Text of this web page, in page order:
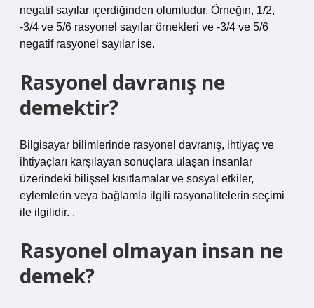
negatif sayılar içerdiğinden olumludur. Örneğin, 1/2,
-3/4 ve 5/6 rasyonel sayılar örnekleri ve -3/4 ve 5/6
negatif rasyonel sayılar ise.
Rasyonel davranış ne
demektir?
Bilgisayar bilimlerinde rasyonel davranış, ihtiyaç ve
ihtiyaçları karşılayan sonuçlara ulaşan insanlar
üzerindeki bilişsel kısıtlamalar ve sosyal etkiler,
eylemlerin veya bağlamla ilgili rasyonalitelerin seçimi
ile ilgilidir. .
Rasyonel olmayan insan ne
demek?